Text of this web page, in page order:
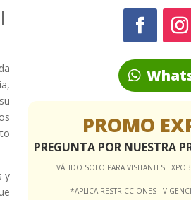
y
PROMO
PREGUNTA POR NUESTRA
VÁLIDO SOLO PARA VISITANTES
*APLICA RESTRICCIONES -